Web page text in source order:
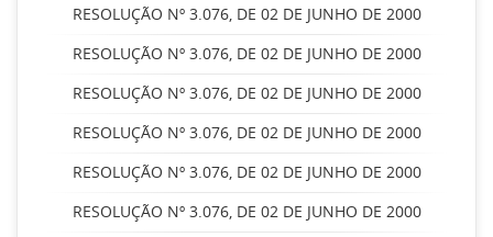
RESOLUÇÃO Nº 3.076, DE 02 DE JUNHO DE 2000
RESOLUÇÃO Nº 3.076, DE 02 DE JUNHO DE 2000
RESOLUÇÃO Nº 3.076, DE 02 DE JUNHO DE 2000
RESOLUÇÃO Nº 3.076, DE 02 DE JUNHO DE 2000
RESOLUÇÃO Nº 3.076, DE 02 DE JUNHO DE 2000
RESOLUÇÃO Nº 3.076, DE 02 DE JUNHO DE 2000